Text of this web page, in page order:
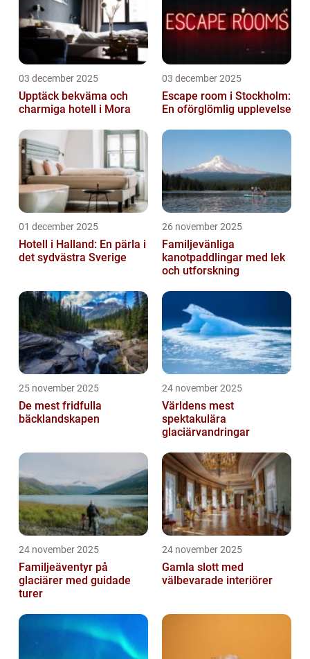
03 december 2025
Upptäck bekväma och
charmiga hotell i Mora
03 december 2025
Escape room i Stockholm:
En oförglömlig upplevelse
01 december 2025
Hotell i Halland: En pärla i
det sydvästra Sverige
26 november 2025
Familjevänliga
kanotpaddlingar med lek
och utforskning
25 november 2025
De mest fridfulla
bäcklandskapen
24 november 2025
Världens mest
spektakulära
glaciärvandringar
24 november 2025
Familjeäventyr på
glaciärer med guidade
turer
24 november 2025
Gamla slott med
välbevarade interiörer